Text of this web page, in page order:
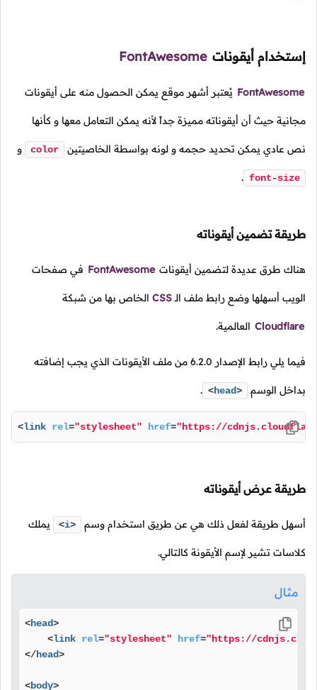
إستخدام أيقونات FontAwesome
FontAwesome يُعتبر أشهر موقع يمكن الحصول منه على أيقونات
مجانية حيث أن أيقوناته مميزة جداً لأنه يمكن التعامل معها و كأنها
نص عادي يمكن تحديد حجمه و لونه بواسطة الخاصيتين color و
font-size
.
طريقة تضمين أيقوناته
هناك طرق عديدة لتضمين أيقونات FontAwesome في صفحات
الويب أسهلها وضع رابط ملف الـCSS الخاص بها من شبكة
Cloudflare العالمية.
فيما يلي رابط الإصدار 6.2.0 من ملف الأيقونات الذي يجب إضافته
بداخل الوسم <head>
.
<link rel="stylesheet" href="https://
طريقة عرض أيقوناته
أسهل طريقة لفعل ذلك هي عن طريق استخدام وسم <i> يملك
كلاسات تشير لإسم الأيقونة كالتالي.
مثال
<head>
<link rel="stylesheet" href="https://
</head>
<body>